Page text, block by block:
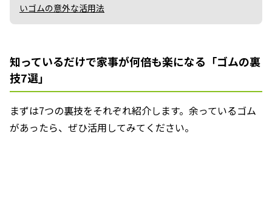
いゴムの意外な活用法
知っているだけで家事が何倍も楽になる「ゴムの裏
技7選」
まずは7つの裏技をそれぞれ紹介します。余っているゴム
があったら、ぜひ活用してみてください。